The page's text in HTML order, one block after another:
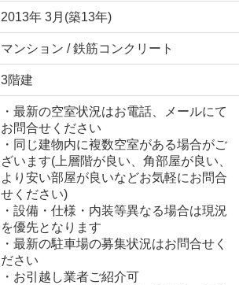
2013年 3月(築13年)
マンション / 鉄筋コンクリート
3階建
・最新の空室状況はお電話、メールにて
お問合せください
・同じ建物内に複数空室がある場合がご
ざいます(上層階が良い、角部屋が良い、
より安い部屋が良いなどお気軽にお問合
せください)
・設備・仕様・内装等異なる場合は現況
を優先となります
・最新の駐車場の募集状況はお問合せく
ださい
・お引越し業者ご紹介可